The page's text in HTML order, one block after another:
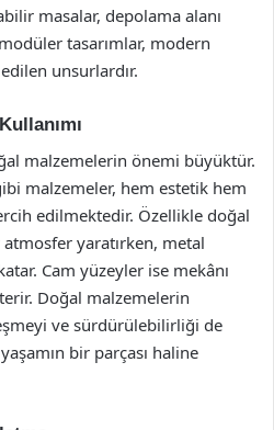
masalar, depolama alanı
tasarımlar, modern
unsurlardır.
malzemelerin önemi büyüktür.
malzemeler, hem estetik hem
edilmektedir. Özellikle doğal
yaratırken, metal
Cam yüzeyler ise mekânı
Doğal malzemelerin
ve sürdürülebilirliği de
bir parçası haline